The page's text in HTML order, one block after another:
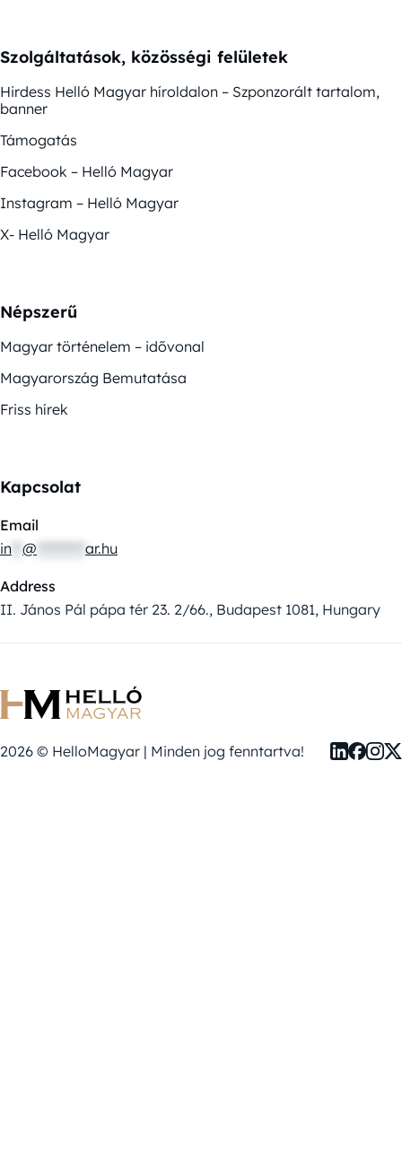
Szolgáltatások, közösségi felületek
Hirdess Helló Magyar híroldalon – Szponzorált tartalom,
banner
Támogatás
Facebook – Helló Magyar
Instagram – Helló Magyar
X- Helló Magyar
Népszerű
Magyar történelem – idővonal
Magyarország Bemutatása
Friss hírek
Kapcsolat
Email
in @ ar.hu
Address
II. János Pál pápa tér 23. 2/66., Budapest 1081, Hungary
2026 © HelloMagyar | Minden jog fenntartva!